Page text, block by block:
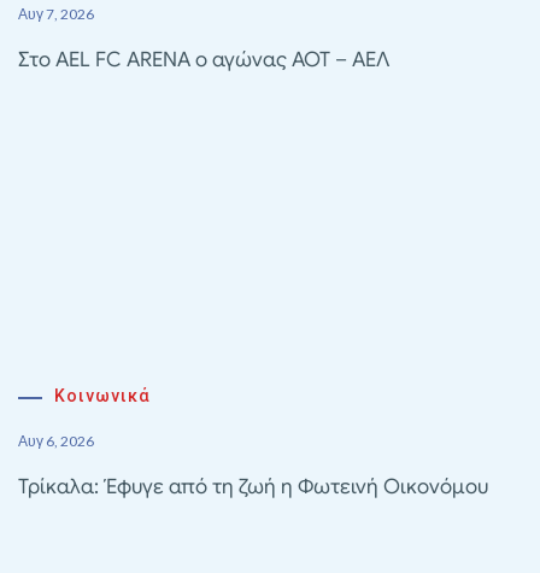
Αυγ 7, 2026
Στο AEL FC ARENA ο αγώνας ΑΟΤ – ΑΕΛ
Κοινωνικά
Αυγ 6, 2026
Τρίκαλα: Έφυγε από τη ζωή η Φωτεινή Οικονόμου